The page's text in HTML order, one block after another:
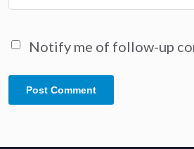
Notify me of follow-up